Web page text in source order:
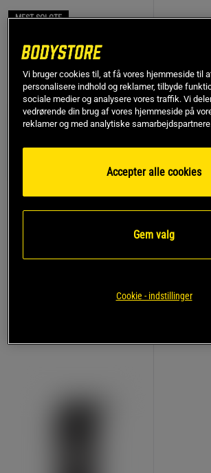
MEST SOLGTE
17
Star Nutrition
149 kr
Vi bruger cookies til, at få vores hjemmeside til
personalisere indhold og reklamer, tilbyde
sociale medier og analysere vores traffik. Vi
vedrørende din brug af vores hjemmeside på
reklamer og med analytiske samarbejdspartnere.
Accepter alle cookies
Gem valg
Cookie - indstillinger